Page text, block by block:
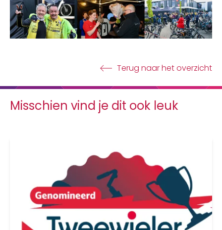
Terug naar het overzicht
Misschien vind je dit ook leuk